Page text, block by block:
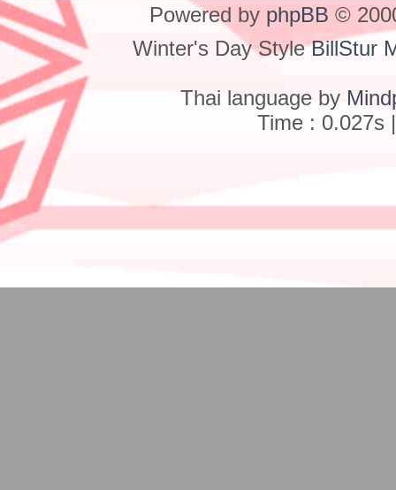
Powered by phpBB ©
Winter's Day StyleBillStur
Thai language by
Time : 0.027s